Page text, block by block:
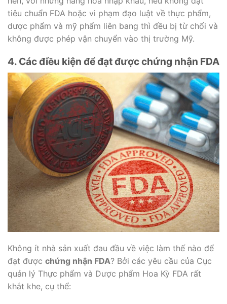
tiêu chuẩn FDA hoặc vi phạm đạo luật về thực phẩm,
dược phẩm và mỹ phẩm liên bang thì đều bị từ chối và
không được phép vận chuyển vào thị trường Mỹ.
4. Các điều kiện để đạt được chứng nhận FDA
Không ít nhà sản xuất đau đầu về việc làm thế nào để
đạt được chứng nhận FDA? Bởi các yêu cầu của Cục
quản lý Thực phẩm và Dược phẩm Hoa Kỳ FDA rất
khắt khe, cụ thể: